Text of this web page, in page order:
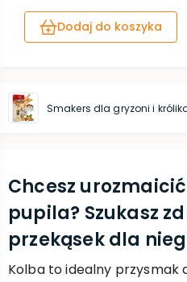
Dodaj do koszyka
Chcesz
pupila? Szukasz
przekąsek dla
Kolba to idealny przysmak